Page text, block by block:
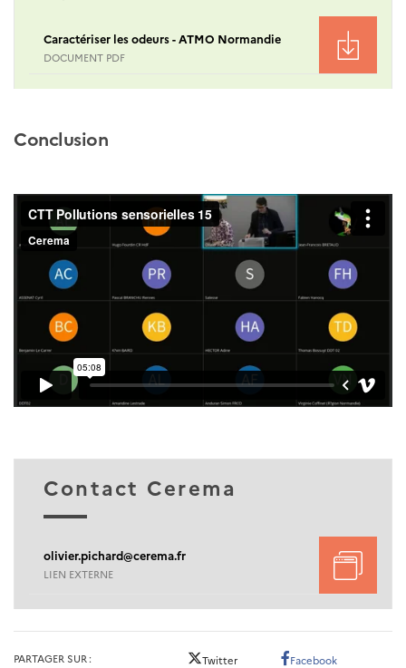
Caractériser les odeurs - ATMO Normandie
DOCUMENT PDF
Conclusion
Contact Cerema
olivier.pichard@cerema.fr
LIEN EXTERNE
PARTAGER SUR Twitter Facebook